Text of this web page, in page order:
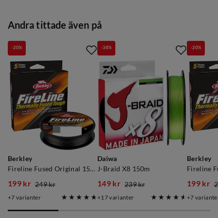
Verified by Trustvoice
Andra tittade även på
Berkley
Fireline Fused Original 150m Smoke
-20%
discounted
199 kr
original
249 kr
7 varianter
Daiwa
J-Braid X8 150m
-38%
discounted
149 kr
original
239 kr
17varianter
Berkley
-20%
199 kr
original
7